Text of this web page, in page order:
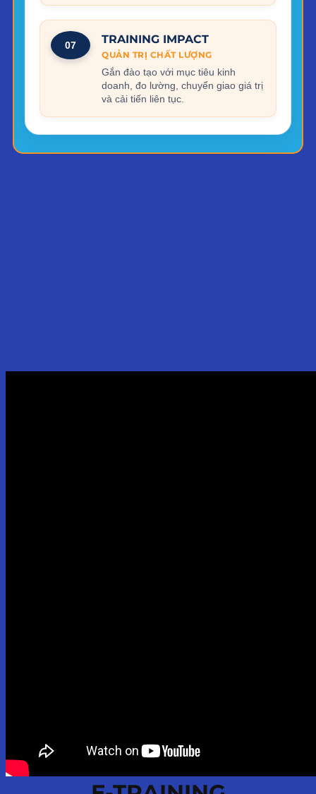
07 TRAINING IMPACT
QUẢN TRỊ CHẤT LƯỢNG
Gắn đào tạo với mục tiêu kinh
doanh, đo lường, chuyển giao giá trị
và cải tiến liên tục.